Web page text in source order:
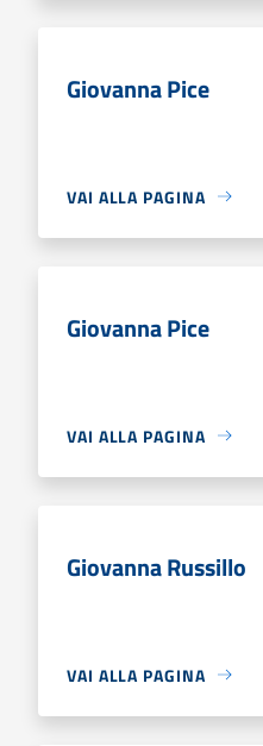
Giovanna Pice
VAI ALLA PAGINA
Giovanna Pice
VAI ALLA PAGINA
Giovanna Russillo
VAI ALLA PAGINA